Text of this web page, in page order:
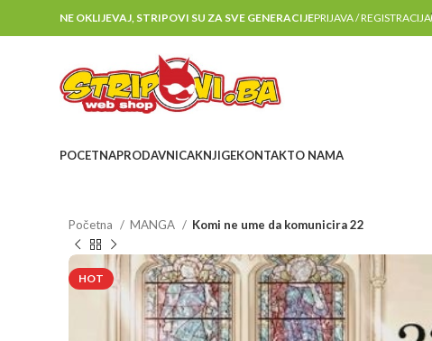
NE OKLIJEVAJ, STRIPOVI SU ZA SVE GENERACIJEPRIJAVA / REGISTRACIJA
POCETNAPRODAVNICAKNJIGEKONTAKTO NAMA
Početna MANGA Komi ne ume da komunicira 22
HOT